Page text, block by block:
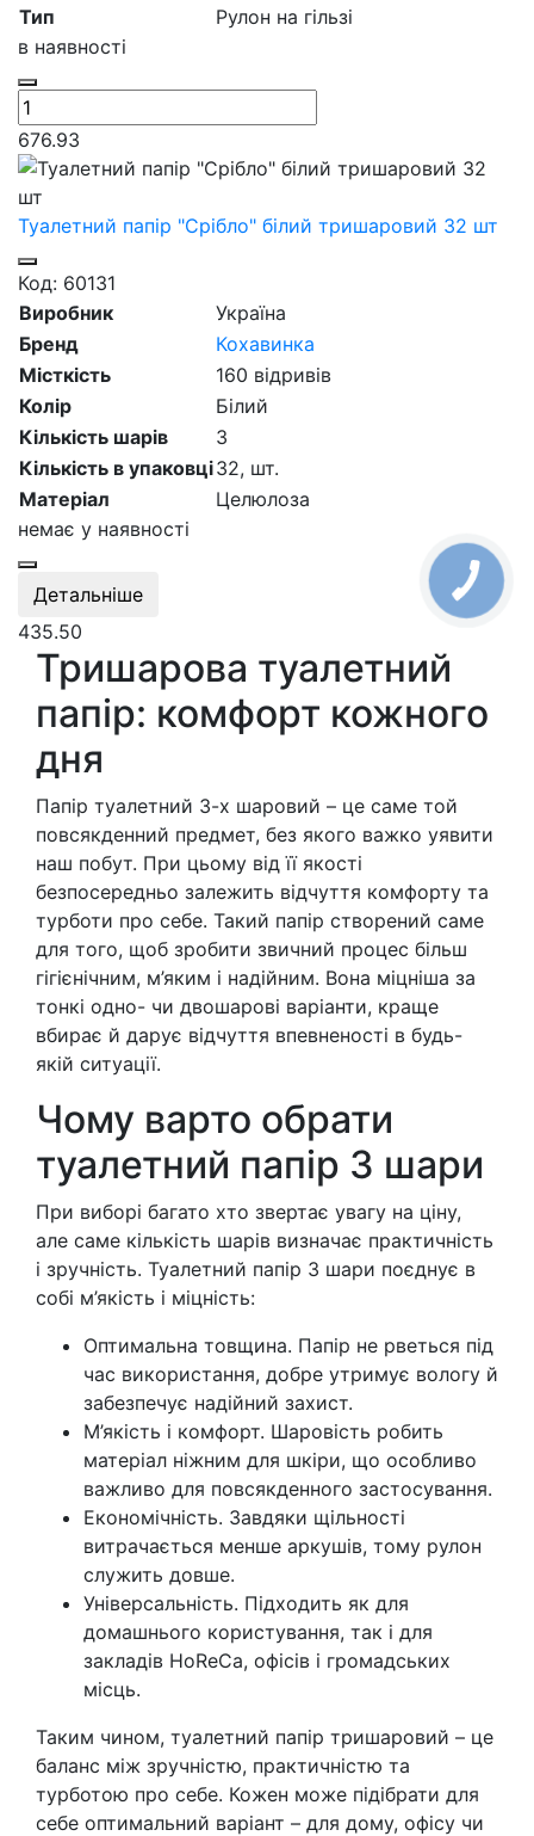
Тип
Рулон на гільзі
в наявності
676.93
Туалетний папір "Срібло" білий тришаровий 32 шт
Код: 60131
Виробник
Україна
Бренд
Кохавинка
Місткість
160 відривів
Колір
Білий
Кількість шарів
3
Кількість в упаковці32, шт.
Матеріал
Целюлоза
немає у наявності
Детальніше
435.50
Тришарова туалетний
папір: комфорт кожного
дня
Папір туалетний 3-х шаровий – це саме той
повсякденний предмет, без якого важко уявити
наш побут. При цьому від її якості
безпосередньо залежить відчуття комфорту та
турботи про себе. Такий папір створений саме
для того, щоб зробити звичний процес більш
гігієнічним, м’яким і надійним. Вона міцніша за
тонкі одно- чи двошарові варіанти, краще
вбирає й дарує відчуття впевненості в будь-
якій ситуації.
Чому варто обрати
туалетний папір 3 шари
При виборі багато хто звертає увагу на ціну,
але саме кількість шарів визначає практичність
і зручність. Туалетний папір 3 шари поєднує в
собі м’якість і міцність:
Оптимальна товщина. Папір не рветься під
час використання, добре утримує вологу й
забезпечує надійний захист.
М’якість і комфорт. Шаровість робить
матеріал ніжним для шкіри, що особливо
важливо для повсякденного застосування.
Економічність. Завдяки щільності
витрачається менше аркушів, тому рулон
служить довше.
Універсальність. Підходить як для
домашнього користування, так і для
закладів HoReCa, офісів і громадських
місць.
Таким чином, туалетний папір тришаровий – це
баланс між зручністю, практичністю та
турботою про себе. Кожен може підібрати для
себе оптимальний варіант – для дому, офісу чи